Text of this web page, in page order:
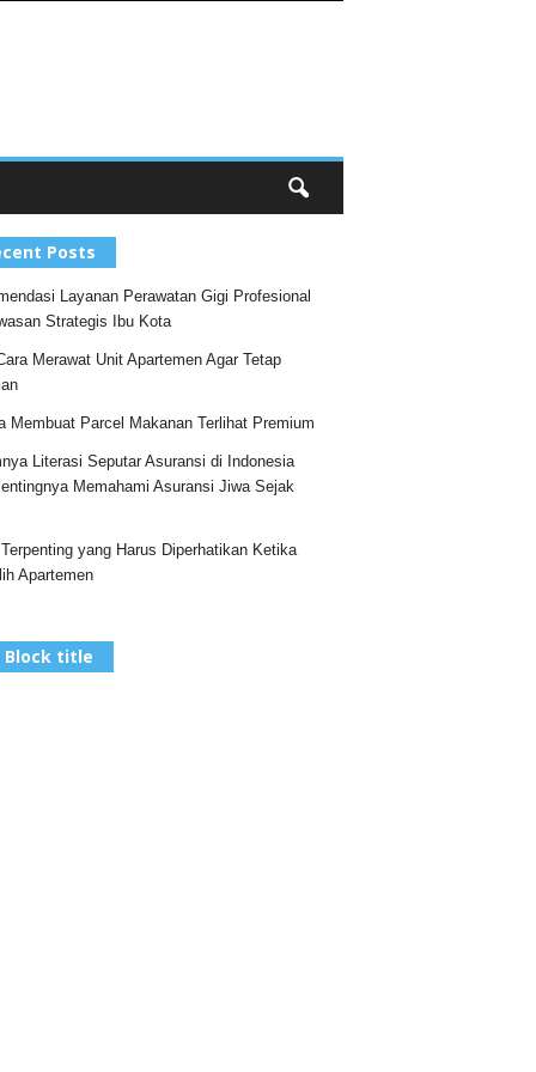
Posts
Layanan Perawatan Gigi Profesional
Strategis Ibu Kota
Merawat Unit Apartemen Agar Tetap
Membuat Parcel Makanan Terlihat Premium
Literasi Seputar Asuransi di Indonesia
Memahami Asuransi Jiwa Sejak
yang Harus Diperhatikan Ketika
Apartemen
Block title